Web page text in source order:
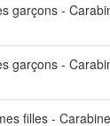
garçons -
garçons -
filles -